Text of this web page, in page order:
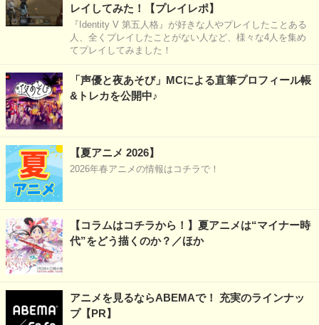
レイしてみた！【プレイレポ】
『Identity V 第五人格』が好きな人やプレイしたことある
人、全くプレイしたことがない人など、様々な4人を集め
てプレイしてみました！
「声優と夜あそび」MCによる直筆プロフィール帳
&トレカを公開中♪
【夏アニメ 2026】
2026年春アニメの情報はコチラで！
【コラムはコチラから！】夏アニメは“マイナー時
代”をどう描くのか？／ほか
アニメを見るならABEMAで！ 充実のラインナッ
プ【PR】